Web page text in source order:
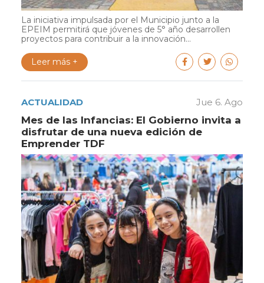
La iniciativa impulsada por el Municipio junto a la
EPEIM permitirá que jóvenes de 5° año desarrollen
proyectos para contribuir a la innovación...
Leer más +
ACTUALIDAD Jue 6. Ago
Mes de las Infancias: El Gobierno invita a
disfrutar de una nueva edición de
Emprender TDF